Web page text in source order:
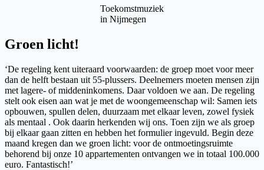
Toekomstmuziek
in Nijmegen
Groen licht!
‘De regeling kent uiteraard voorwaarden: de groep moet voor meer
dan de helft bestaan uit 55-plussers. Deelnemers moeten mensen zijn
met lagere- of middeninkomens. Daar voldoen we aan. De regeling
stelt ook eisen aan wat je met de woongemeenschap wil: Samen iets
opbouwen, spullen delen, duurzaam met elkaar leven, zowel fysiek
als mentaal . Ook daarin herkenden wij ons. Toen zijn we als groep
bij elkaar gaan zitten en hebben het formulier ingevuld. Begin deze
maand kregen dan we groen licht: voor de ontmoetingsruimte
behorend bij onze 10 appartementen ontvangen we in totaal 100.000
euro. Fantastisch!’